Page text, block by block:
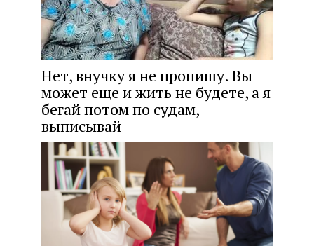
Нет, внучку я не пропишу. Вы
может еще и жить не будете, а я
бегай потом по судам,
выписывай